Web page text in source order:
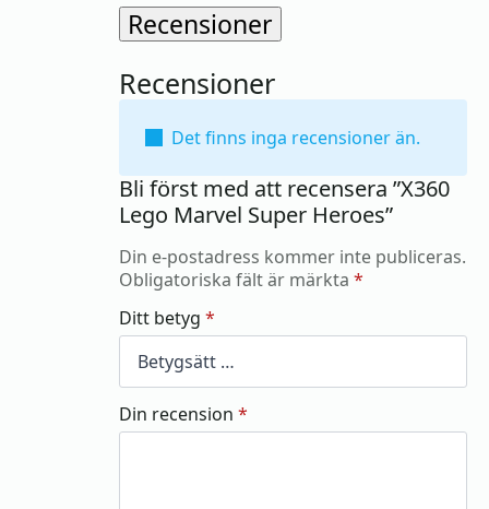
Recensioner
Recensioner
Det finns inga recensioner än.
Bli först med att recensera ”X360
Lego Marvel Super Heroes”
Din e-postadress kommer inte publiceras.
Obligatoriska fält är märkta*
Ditt betyg*
Din recension*